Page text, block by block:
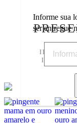
IDEIAS
Informe sua
ser entregue